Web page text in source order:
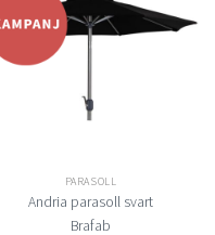
Lägg
PARASOLL
Andria parasoll svart
Brafab